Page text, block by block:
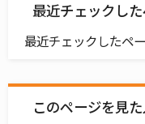
最近チェックし
最近チェックしたペ
このページを見